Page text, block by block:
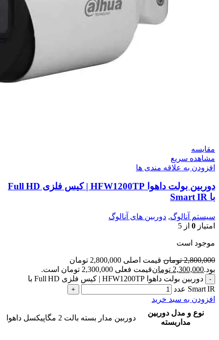
مقایسه
مشاهده سریع
افزودن به علاقه مندی ها
دوربین بولت داهوا HFW1200TP | کیس فلزی Full HD
با Smart IR
سیستم آنالوگ, دوربین های آنالوگ
امتیاز 0 از 5
موجود است
2,800,000 تومان
قیمت اصلی 2,800,000 تومان
بود.2,300,000 تومانقیمت فعلی 2,300,000 تومان است.
دوربین بولت داهوا HFW1200TP | کیس فلزی Full HD با
Smart IR عدد
افزودن به سبد خرید
نوع و مدل دوربین
مداربسته
دوربین مدار بسته بالت 2 مگاپیکسل داهوا